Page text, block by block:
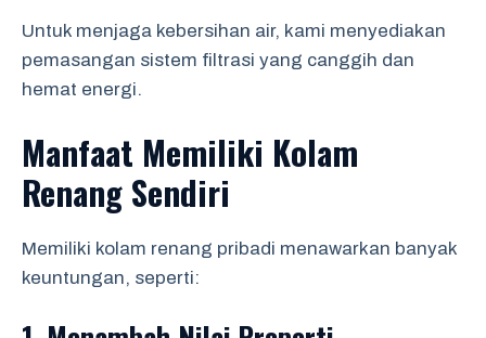
Untuk menjaga kebersihan air, kami menyediakan
pemasangan sistem filtrasi yang canggih dan
hemat energi.
Manfaat Memiliki Kolam
Renang Sendiri
Memiliki kolam renang pribadi menawarkan banyak
keuntungan, seperti: